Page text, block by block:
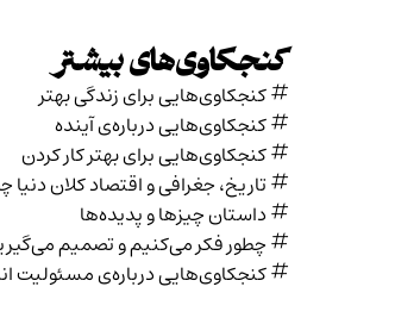
کنجکاوی‌های بیشتر
کنجکاوی‌هایی برای زندگی بهتر
کنجکاوی‌هایی درباره‌ی آينده
کنجکاوی‌هایی برای بهتر کار کردن
تاریخ،‌ جغرافی و اقتصاد کلان دنیا
داستان چیزها و پدیده‌ها
چطور فکر می‌کنیم و تصمیم
کنجکاوی‌هایی درباره‌ی مسئولیت